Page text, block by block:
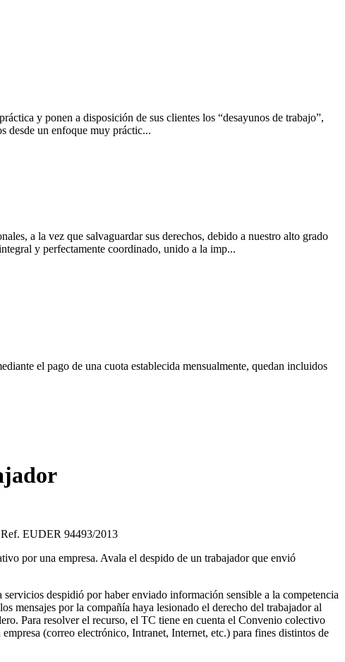
y ponen a disposición de sus clientes los “desayunos de trabajo”,
desde un enfoque muy práctic...
a la vez que salvaguardar sus derechos, debido a nuestro alto grado
y perfectamente coordinado, unido a la imp...
el pago de una cuota establecida mensualmente, quedan incluidos
EUDER 94493/2013
por una empresa. Avala el despido de un trabajador que envió
despidió por haber enviado información sensible a la competencia
mensajes por la compañía haya lesionado el derecho del trabajador al
Para resolver el recurso, el TC tiene en cuenta el Convenio colectivo
(correo electrónico, Intranet, Internet, etc.) para fines distintos de